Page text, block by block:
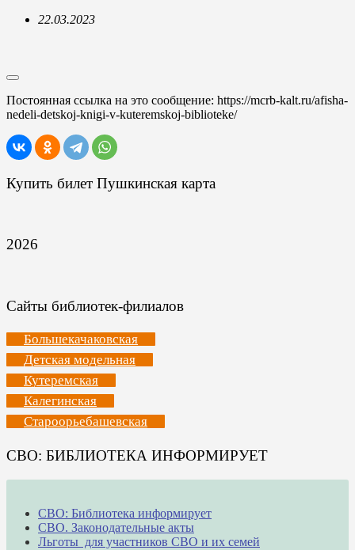
22.03.2023
Постоянная ссылка на это сообщение: https://mcrb-kalt.ru/afisha-
nedeli-detskoj-knigi-v-kuteremskoj-biblioteke/
Купить билет Пушкинская карта
2026
Сайты библиотек-филиалов
Большекачаковская
Детская модельная
Кутеремская
Калегинская
Староорьебашевская
СВО: БИБЛИОТЕКА ИНФОРМИРУЕТ
СВО: Библиотека информирует
СВО. Законодательные акты
Льготы для участников СВО и их семей